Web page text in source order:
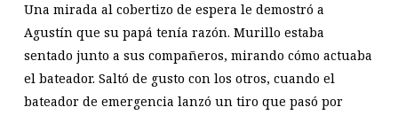
Una mirada al cobertizo de espera le demostró a
Agustín que su papá tenía razón. Murillo estaba
sentado junto a sus compañeros, mirando cómo actuaba
el bateador. Saltó de gusto con los otros, cuando el
bateador de emergencia lanzó un tiro que pasó por